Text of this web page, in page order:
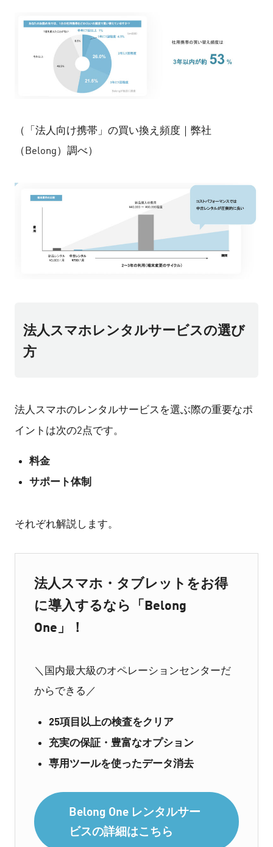
（「法人向け携帯」の買い換え頻度｜弊社
（Belong）調べ）
法人スマホレンタルサービスの選び
方
法人スマホのレンタルサービスを選ぶ際の重要なポ
イントは次の2点です。
料金
サポート体制
それぞれ解説します。
法人スマホ・タブレットをお得
に導入するなら「Belong
One」！
＼国内最大級のオペレーションセンターだ
からできる／
25項目以上の検査をクリア
充実の保証・豊富なオプション
専用ツールを使ったデータ消去
Belong One レンタルサー
ビスの詳細はこちら